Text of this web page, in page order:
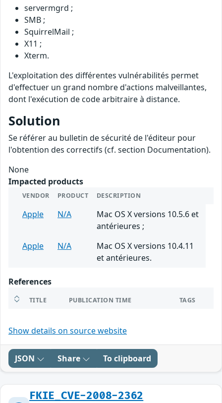
servermgrd ;
SMB ;
SquirrelMail ;
X11 ;
Xterm.
L'exploitation des différentes vulnérabilités permet
d'effectuer un grand nombre d'actions malveillantes,
dont l'exécution de code arbitraire à distance.
Solution
Se référer au bulletin de sécurité de l'éditeur pour
l'obtention des correctifs (cf. section Documentation).
None
Impacted products
VENDOR PRODUCT DESCRIPTION
Apple N/A
Mac OS X versions 10.5.6 et
antérieures ;
Apple
N/A
Mac OS X versions 10.4.11
et antérieures.
References
TITLE PUBLICATION TIME TAGS
Show details on source website
JSON Share To clipboard
FKIE_CVE-2008-2362